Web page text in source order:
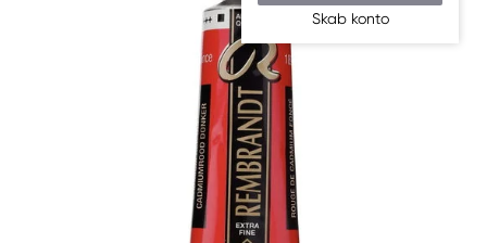
Skab konto